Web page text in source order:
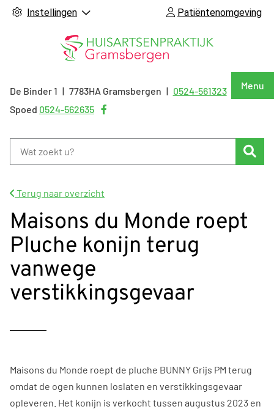
Instellingen Patiëntenomgeving
Menu
De Binder1 7783HA Gramsbergen Tel:
0524-561323
Spoed 0524-562635
pagina
Terug naar overzicht
Maisons du Monde roept
Pluche konijn terug
vanwege
verstikkingsgevaar
Maisons du Monde roept de pluche BUNNY Grijs PM terug
omdat de ogen kunnen loslaten en verstikkingsgevaar
opleveren. Het konijn is verkocht tussen augustus 2023 en